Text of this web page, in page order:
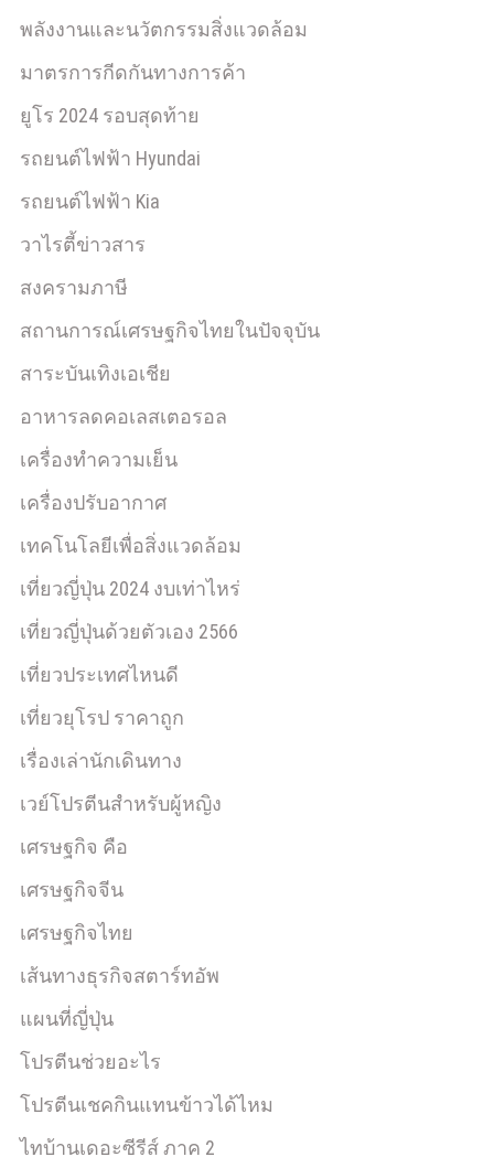
พลังงานและนวัตกรรมสิ่งแวดล้อม
มาตรการกีดกันทางการค้า
ยูโร 2024 รอบสุดท้าย
รถยนต์ไฟฟ้า Hyundai
รถยนต์ไฟฟ้า Kia
วาไรตี้ข่าวสาร
สงครามภาษี
สถานการณ์เศรษฐกิจไทยในปัจจุบัน
สาระบันเทิงเอเชีย
อาหารลดคอเลสเตอรอล
เครื่องทำความเย็น
เครื่องปรับอากาศ
เทคโนโลยีเพื่อสิ่งแวดล้อม
เที่ยวญี่ปุ่น 2024 งบเท่าไหร่
เที่ยวญี่ปุ่นด้วยตัวเอง 2566
เที่ยวประเทศไหนดี
เที่ยวยุโรป ราคาถูก
เรื่องเล่านักเดินทาง
เวย์โปรตีนสำหรับผู้หญิง
เศรษฐกิจ คือ
เศรษฐกิจจีน
เศรษฐกิจไทย
เส้นทางธุรกิจสตาร์ทอัพ
แผนที่ญี่ปุ่น
โปรตีนช่วยอะไร
โปรตีนเชคกินแทนข้าวได้ไหม
ไทบ้านเดอะซีรีส์ ภาค 2